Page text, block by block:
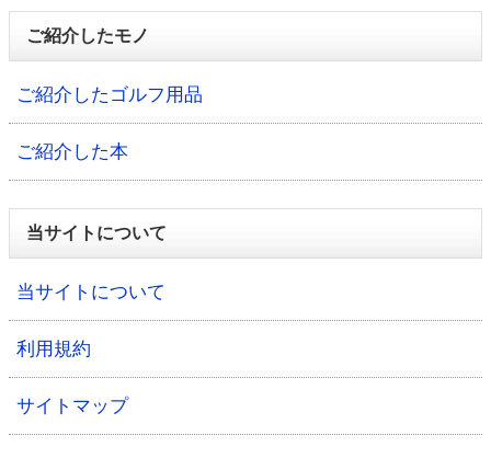
ご紹介したモノ
ご紹介したゴルフ用品
ご紹介した本
当サイトについて
当サイトについて
利用規約
サイトマップ